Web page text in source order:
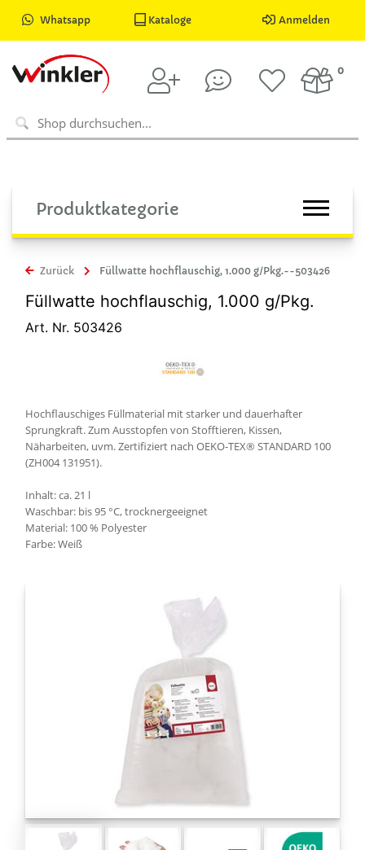
Whatsapp Kataloge Anmelden
0
Produktkategorie
Zurück Füllwatte hochflauschig, 1.000 g/Pkg.--503426
Füllwatte hochflauschig, 1.000 g/Pkg.
Art. Nr. 503426
Hochflauschiges Füllmaterial mit starker und dauerhafter
Sprungkraft. Zum Ausstopfen von Stofftieren, Kissen,
Näharbeiten, uvm. Zertifiziert nach OEKO-TEX® STANDARD 100
(ZH004 131951).
Inhalt: ca. 21 l
Waschbar: bis 95 °C, trocknergeeignet
Material: 100 % Polyester
Farbe: Weiß